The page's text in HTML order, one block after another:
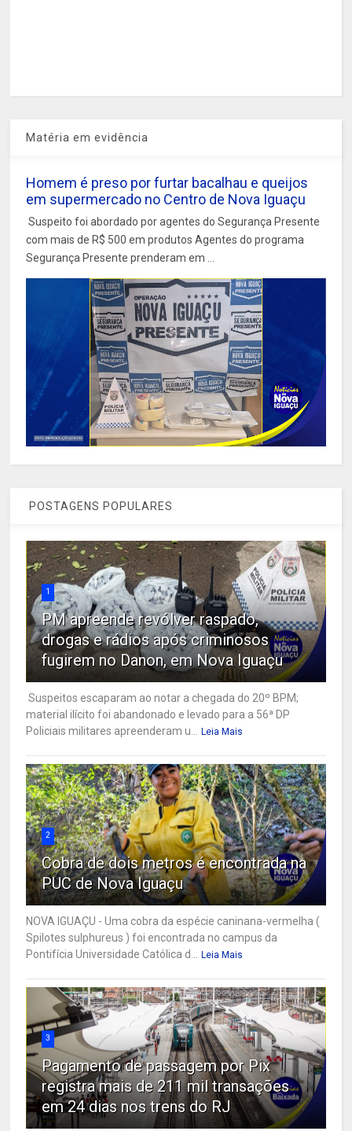
Matéria em evidência
Homem é preso por furtar bacalhau e queijos
em supermercado no Centro de Nova Iguaçu
Suspeito foi abordado por agentes do Segurança Presente
com mais de R$ 500 em produtos Agentes do programa
Segurança Presente prenderam em ...
POSTAGENS POPULARES
1
PM apreende revólver raspado,
drogas e rádios após criminosos
fugirem no Danon, em Nova Iguaçu
Suspeitos escaparam ao notar a chegada do 20º BPM;
material ilícito foi abandonado e levado para a 56ª DP
Policiais militares apreenderam u...
Leia Mais
2
Cobra de dois metros é encontrada na
PUC de Nova Iguaçu
NOVA IGUAÇU - Uma cobra da espécie caninana-vermelha (
Spilotes sulphureus ) foi encontrada no campus da
Pontifícia Universidade Católica d...
Leia Mais
3
Pagamento de passagem por Pix
registra mais de 211 mil transações
em 24 dias nos trens do RJ